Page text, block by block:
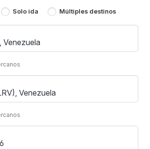
Solo ida Múltiples destinos